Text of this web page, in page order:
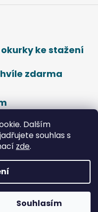
Dalším
souhlas s
zde.
Souhlasím
ke stažení
zdarma
práva vyhrazena.